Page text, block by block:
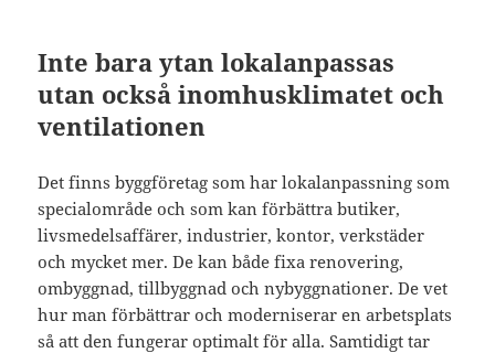
Inte bara ytan lokalanpassas
utan också inomhusklimatet och
ventilationen
Det finns byggföretag som har lokalanpassning som
specialområde och som kan förbättra butiker,
livsmedelsaffärer, industrier, kontor, verkstäder
och mycket mer. De kan både fixa renovering,
ombyggnad, tillbyggnad och nybyggnationer. De vet
hur man förbättrar och moderniserar en arbetsplats
så att den fungerar optimalt för alla. Samtidigt tar